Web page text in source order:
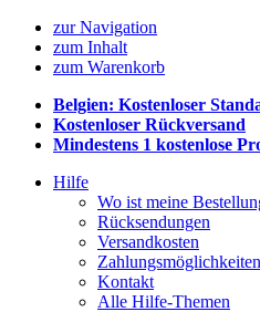
zur Navigation
zum Inhalt
zum Warenkorb
Belgien: Kostenloser
Kostenloser Rückversand
Mindestens 1 kostenlose
Hilfe
Wo ist meine
Rücksendungen
Versandkosten
Zahlungsmöglichkeiten
Kontakt
Alle Hilfe-Themen